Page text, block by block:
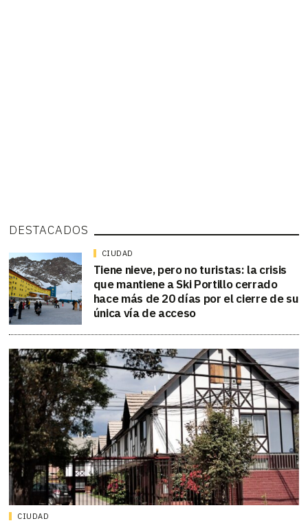
DESTACADOS
CIUDAD
Tiene nieve, pero no turistas: la crisis
que mantiene a Ski Portillo cerrado
hace más de 20 días por el cierre de su
única vía de acceso
CIUDAD